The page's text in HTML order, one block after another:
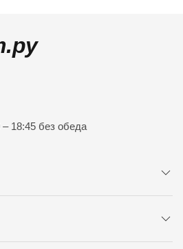
– 18:45 без обеда